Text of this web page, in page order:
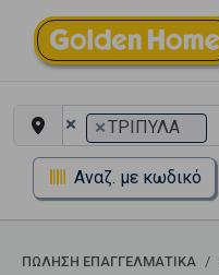
× ×ΤΡΙΠΥΛΑ
Αναζ. με κωδικό
ΠΏΛΗΣΗ ΕΠΑΓΓΕΛΜΑΤΙΚΆ